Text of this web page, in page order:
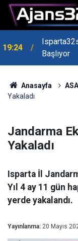
19:24
Başlıyor
19:22
Isparta
Anasayfa
Yakaladı
Jandarma
Yakaladı
Isparta İl
Yıl 4 ay 11 gün
yerde yakalandı.
Yayınlanma: 20 Mayıs